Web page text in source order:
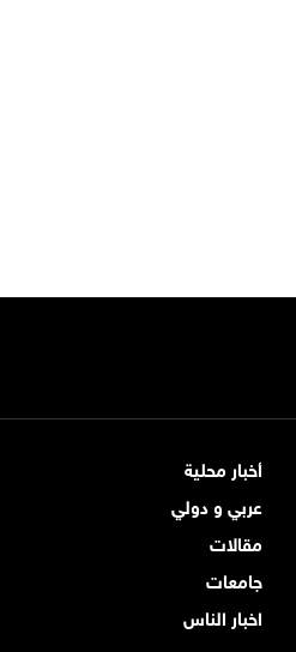
أخبار محلية
عربي و دولي
مقالات
جامعات
اخبار الناس